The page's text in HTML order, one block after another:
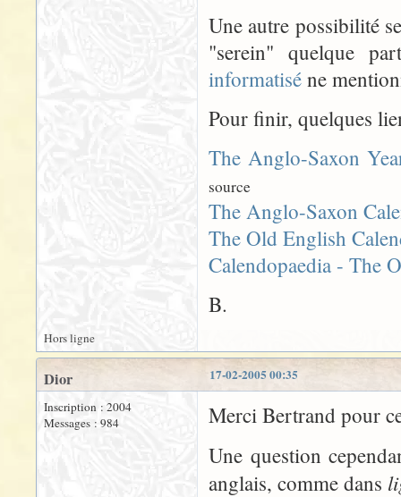
Une autre possibilité
"serein" quelque
informatisé ne
Pour finir, quelques
The Anglo-Saxon
source
The Anglo-Saxon
The Old English
Calendopaedia - The
B.
Hors ligne
17-02-2005 00:35
Dior
Inscription : 2004
Messages : 984
Merci Bertrand pour
Une question
anglais, comme dans